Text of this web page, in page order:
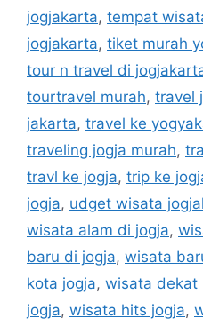
jogjakarta, tempat
jogjakarta, tiket murah
tour n travel di
tourtravel murah, travel
jakarta, travel ke
traveling jogja murah,
travl ke jogja, trip ke
jogja, udget wisata
wisata alam di jogja,
baru di jogja, wisata
kota jogja, wisata dekat
jogja, wisata hits jogja,